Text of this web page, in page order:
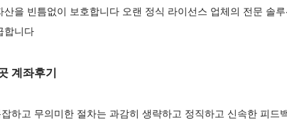
산을 빈틈없이 보호합니다 오랜 정식 라이선스 업체의 전문 솔
합니다
계좌후기
하고 무의미한 절차는 과감히 생략하고 정직하고 신속한 피